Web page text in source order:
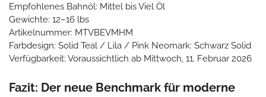
Empfohlenes Bahnöl: Mittel bis Viel Öl
Gewichte: 12–16 lbs
Artikelnummer: MTVBEVMHM
Farbdesign: Solid Teal / Lila / Pink Neomark: Schwarz Solid
Verfügbarkeit: Voraussichtlich ab Mittwoch, 11. Februar 2026
Fazit: Der neue Benchmark für moderne